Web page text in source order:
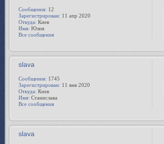
Сообщения: 12
Зарегистрирован: 11 апр 2020
Откуда: Киев
Имя: Юлия
Все сообщения
slava
Сообщения: 1745
Зарегистрирован: 11 янв 2020
Откуда: Киев
Имя: Станислава
Все сообщения
slava